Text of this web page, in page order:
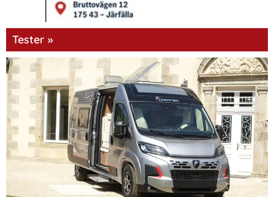
Tester »